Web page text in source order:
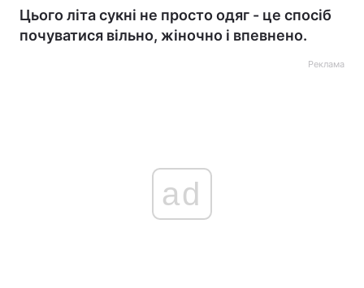
Цього літа сукні не просто одяг - це спосіб
почуватися вільно, жіночно і впевнено.
Реклама
ad